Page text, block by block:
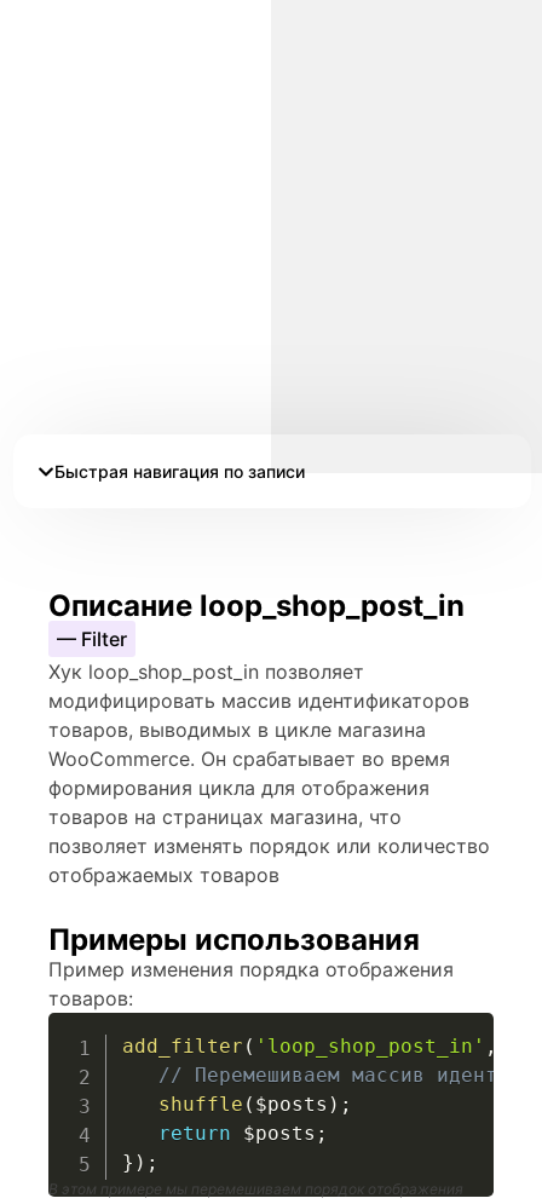
Быстрая навигация по записи
Описание loop_shop_post_in
— Filter
Хук loop_shop_post_in позволяет
модифицировать массив идентификаторов
товаров, выводимых в цикле магазина
WooCommerce. Он срабатывает во время
формирования цикла для отображения
товаров на страницах магазина, что
позволяет изменять порядок или количество
отображаемых товаров
Примеры использования
Пример изменения порядка отображения
товаров:
add_filter ( 'loop_shop_post_in' ,
// Перемешиваем массив
shuffle ( $posts ) ;
return
$posts ;
} ) ;
В этом примере мы перемешиваем порядок отображения